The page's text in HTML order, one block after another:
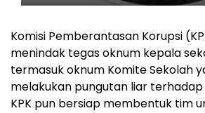
Komisi Pemberantasan Korupsi
menindak tegas oknum kepala
termasuk oknum Komite Sekolah
melakukan pungutan liar
KPK pun bersiap membentuk tim